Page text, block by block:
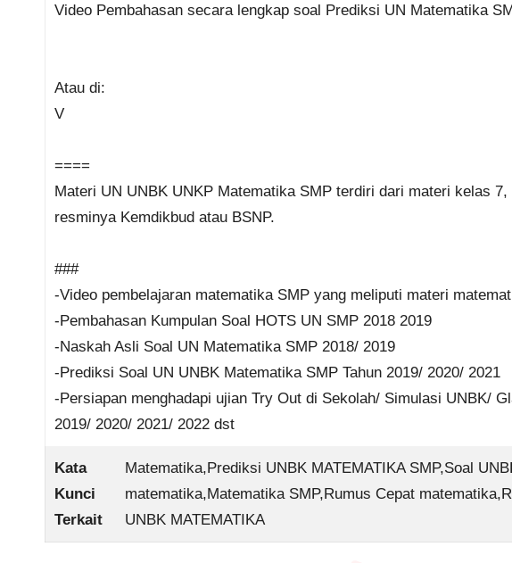
Video Pembahasan secara lengkap soal Prediksi UN Matematika
Atau di:
V
====
Materi UN UNBK UNKP Matematika SMP terdiri dari materi kelas
resminya Kemdikbud atau BSNP.
###
-Video pembelajaran matematika SMP yang meliputi materi
-Pembahasan Kumpulan Soal HOTS UN SMP 2018 2019
-Naskah Asli Soal UN Matematika SMP 2018/ 2019
-Prediksi Soal UN UNBK Matematika SMP Tahun 2019/ 2020/ 2021
-Persiapan menghadapi ujian Try Out di Sekolah/ Simulasi UNBK/
2019/ 2020/ 2021/ 2022 dst
Kata
Kunci
Terkait
Matematika,Prediksi UNBK MATEMATIKA SMP,Soal
matematika,Matematika SMP,Rumus Cepat
UNBK MATEMATIKA